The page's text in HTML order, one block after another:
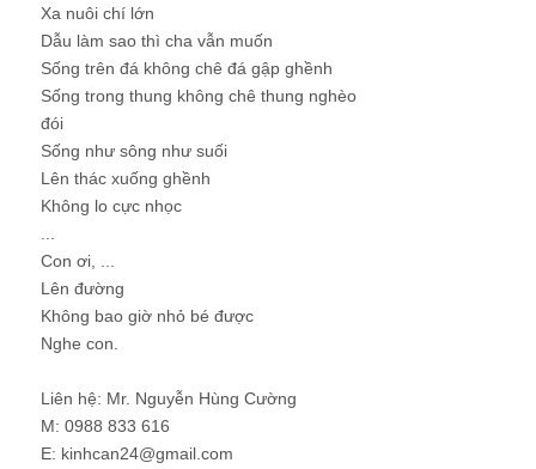
Xa nuôi chí lớn
Dẫu làm sao thì cha vẫn muốn
Sống trên đá không chê đá gập ghềnh
Sống trong thung không chê thung nghèo
đói
Sống như sông như suối
Lên thác xuống ghềnh
Không lo cực nhọc
Con ơi, ...
Lên đường
Không bao giờ nhỏ bé được
Nghe con.
Liên hệ: Mr. Nguyễn Hùng Cường
M: 0988 833 616
E: kinhcan24@gmail.com